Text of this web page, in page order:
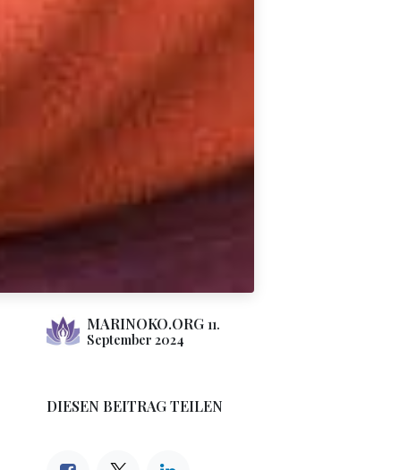
MARINOKO.ORG 11.
September 2024
DIESEN BEITRAG TEILEN